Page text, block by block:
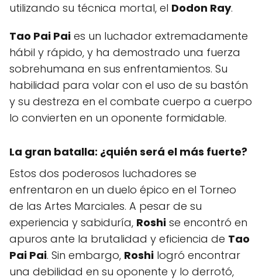
utilizando su técnica mortal, el Dodon Ray.
Tao Pai Pai es un luchador extremadamente
hábil y rápido, y ha demostrado una fuerza
sobrehumana en sus enfrentamientos. Su
habilidad para volar con el uso de su bastón
y su destreza en el combate cuerpo a cuerpo
lo convierten en un oponente formidable.
La gran batalla: ¿quién será el más fuerte?
Estos dos poderosos luchadores se
enfrentaron en un duelo épico en el Torneo
de las Artes Marciales. A pesar de su
experiencia y sabiduría, Roshi se encontró en
apuros ante la brutalidad y eficiencia de Tao
Pai Pai. Sin embargo, Roshi logró encontrar
una debilidad en su oponente y lo derrotó,